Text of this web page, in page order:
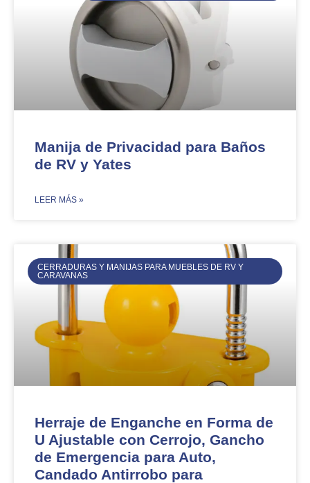
Manija de Privacidad para Baños
de RV y Yates
​LEER MÁS »
CERRADURAS Y MANIJAS PARA MUEBLES DE RV Y
CARAVANAS
Herraje de Enganche en Forma de
U Ajustable con Cerrojo, Gancho
de Emergencia para Auto,
Candado Antirrobo para